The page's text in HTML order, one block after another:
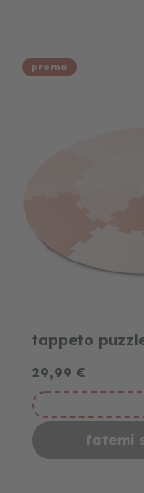
promo
tappeto puzzle
29,99 €
fatemi